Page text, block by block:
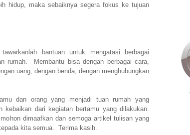
hidup, maka sebaiknya segera fokus ke tujuan
bantuan untuk mengatasi berbagai
rumah. Membantu bisa dengan berbagai cara,
uang, dengan benda, dengan menghubungkan
dan orang yang menjadi tuan rumah yang
kebaikan dari kegiatan bertamu yang dilakukan.
dimaafkan dan semoga artikel tulisan yang
kita semua. Terima kasih.